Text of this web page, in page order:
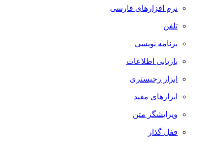
نرم افزارهای فارسی
تلفن
برنامه نویسی
بازیابی اطلاعات
ابزار رجیستری
ابزارهای مفید
ویرایشگر متن
قفل گذار